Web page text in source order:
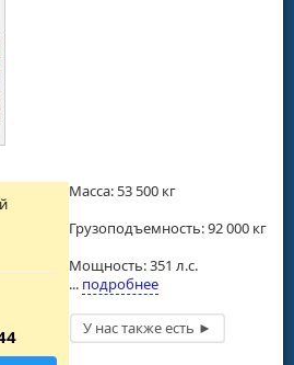
Масса: 53 500 кг
Грузоподъемность: 92 000 кг
Мощность: 351 л.с.
... подробнее